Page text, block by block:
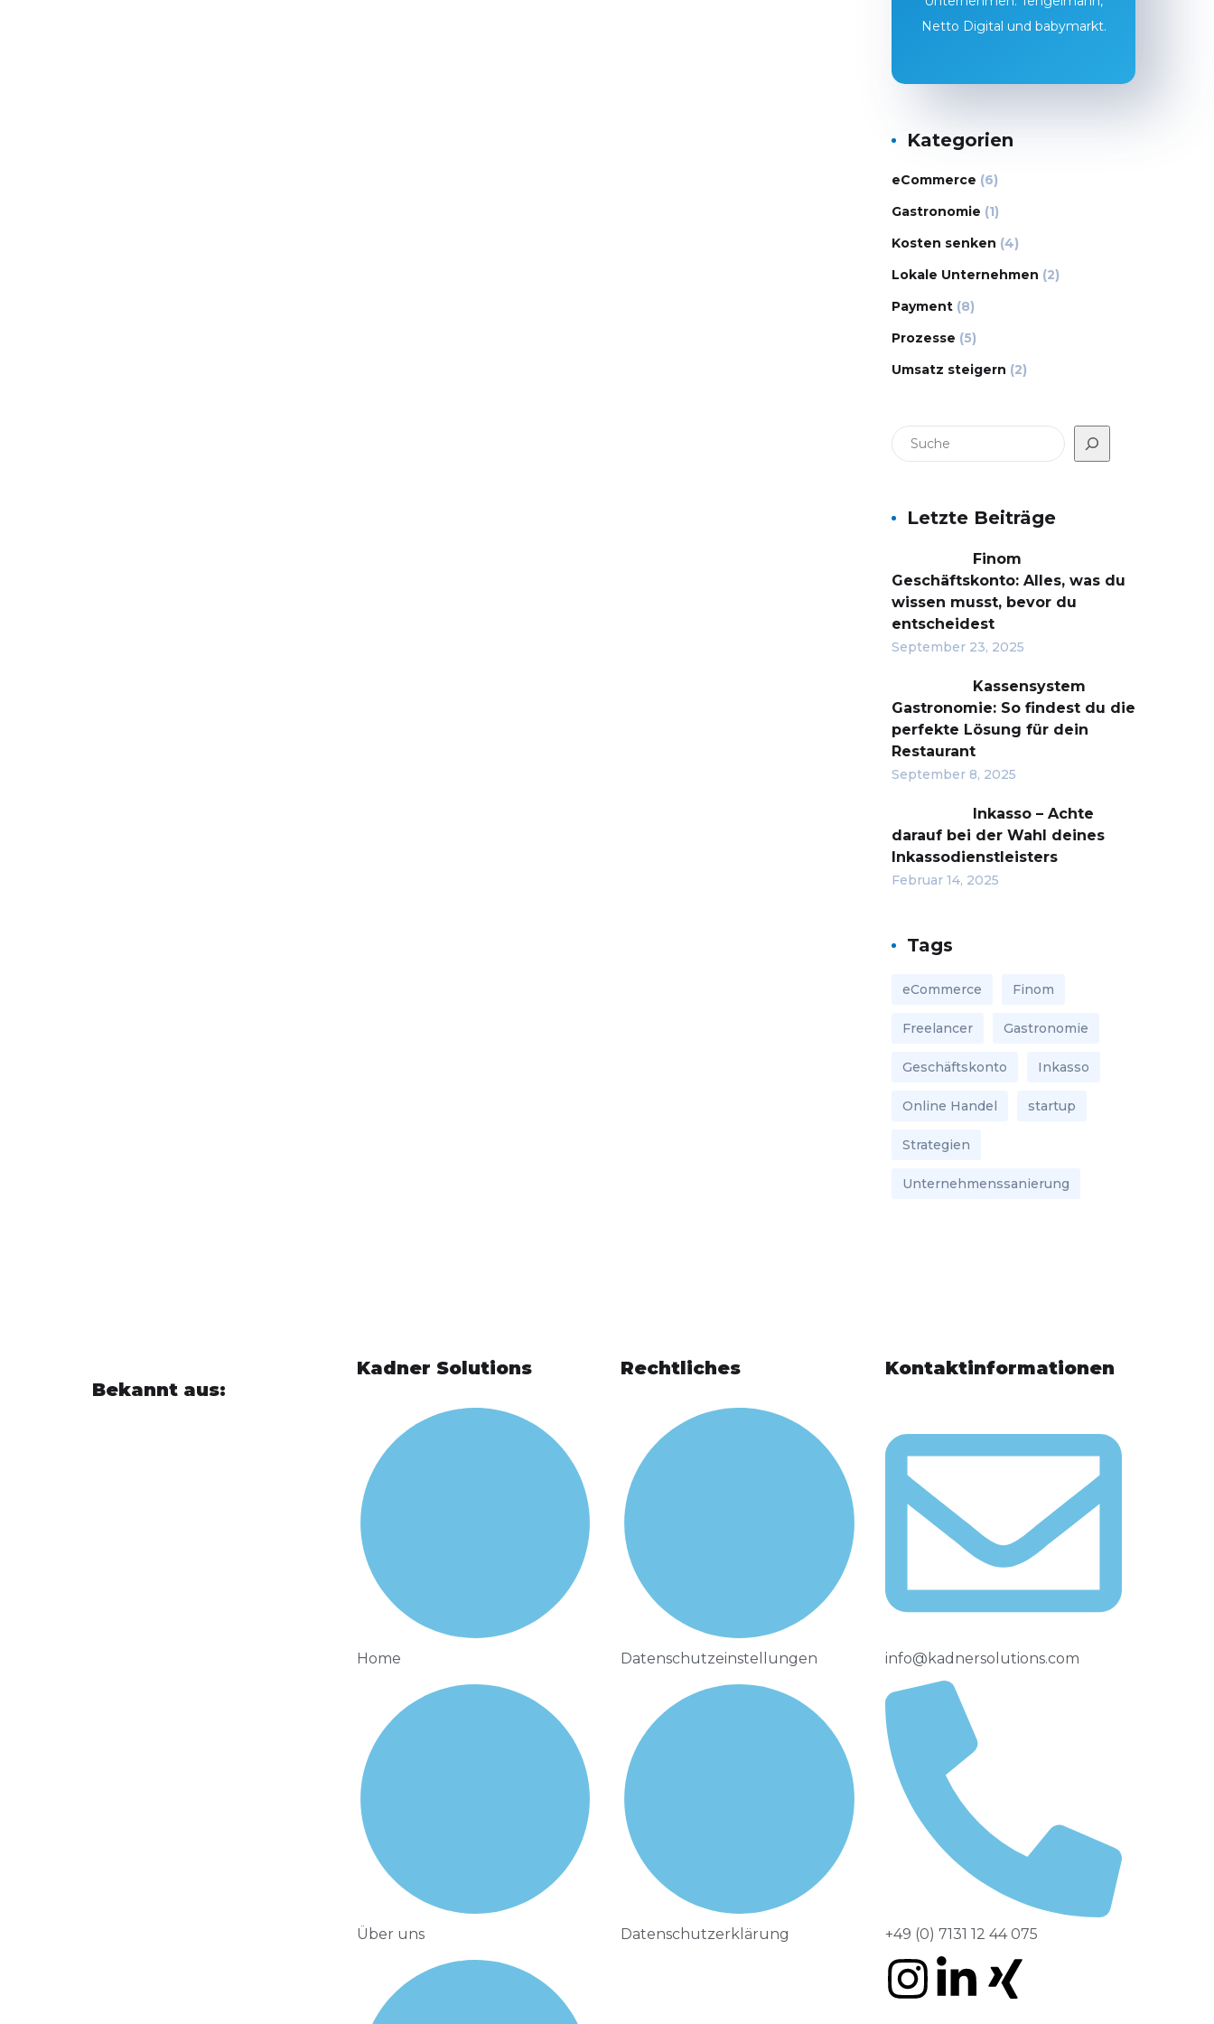
Netto Digital und babymarkt.
Kategorien
eCommerce (6)
Gastronomie (1)
Kosten senken (4)
Lokale Unternehmen (2)
Payment (8)
Prozesse (5)
Umsatz steigern (2)
Letzte Beiträge
Finom
Geschäftskonto: Alles, was du
wissen musst, bevor du
entscheidest
September 23, 2025
Kassensystem
Gastronomie: So findest du die
perfekte Lösung für dein
Restaurant
September 8, 2025
Inkasso – Achte
darauf bei der Wahl deines
Inkassodienstleisters
Februar 14, 2025
Tags
eCommerce Finom
Freelancer Gastronomie
Geschäftskonto Inkasso
Online Handel startup
Strategien
Unternehmenssanierung
Bekannt aus:
Kadner Solutions
Home
Über uns
Rechtliches
Datenschutzeinstellungen
Datenschutzerklärung
Kontaktinformationen
info@kadnersolutions.com
+49 (0) 7131 12 44 075